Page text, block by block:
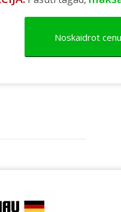
Noskaidrot cenu